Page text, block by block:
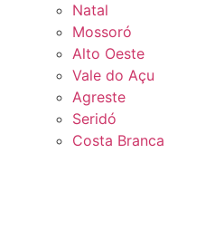
Natal
Mossoró
Alto Oeste
Vale do Açu
Agreste
Seridó
Costa Branca